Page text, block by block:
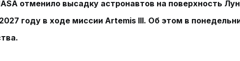
отменило высадку астронавтов на поверхность
году в ходе миссии Artemis III. Об этом в